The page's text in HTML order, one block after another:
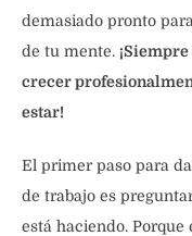
demasiado pronto
de tu mente.
crecer
estar!
El primer paso para
de trabajo es
está haciendo. Porque